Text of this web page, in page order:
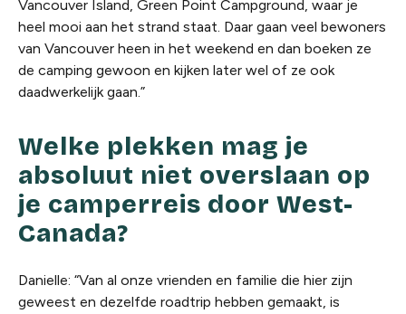
Vancouver Island, Green Point Campground, waar je
heel mooi aan het strand staat. Daar gaan veel bewoners
van Vancouver heen in het weekend en dan boeken ze
de camping gewoon en kijken later wel of ze ook
daadwerkelijk gaan.”
Welke plekken mag je
absoluut niet overslaan op
je camperreis door West-
Canada?
Danielle: “Van al onze vrienden en familie die hier zijn
geweest en dezelfde roadtrip hebben gemaakt, is